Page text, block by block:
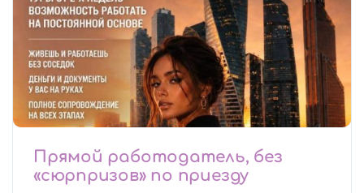
Прямой работодатель, без
«сюрпризов» по приезду